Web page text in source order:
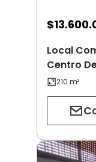
$
Local
Centro